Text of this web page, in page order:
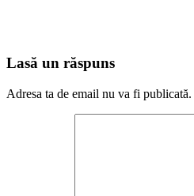
Lasă un răspuns
Adresa ta de email nu va fi publicată.